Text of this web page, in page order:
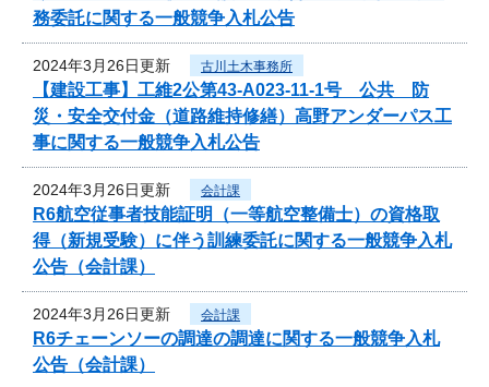
務委託に関する一般競争入札公告
2024年3月26日更新 古川土木事務所
【建設工事】工維2公第43-A023-11-1号 公共 防
災・安全交付金（道路維持修繕）高野アンダーパス工
事に関する一般競争入札公告
2024年3月26日更新 会計課
R6航空従事者技能証明（一等航空整備士）の資格取
得（新規受験）に伴う訓練委託に関する一般競争入札
公告（会計課）
2024年3月26日更新 会計課
R6チェーンソーの調達の調達に関する一般競争入札
公告（会計課）